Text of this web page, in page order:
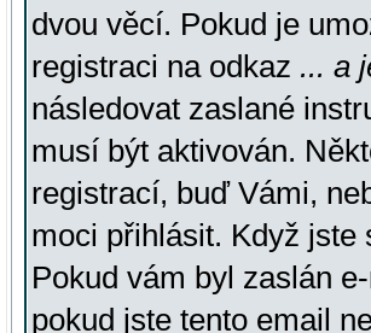
dvou věcí. Pokud je
registraci na odkaz ... a
následovat zaslané
musí být aktivován.
registrací, buď Vámi,
moci přihlásit. Když jste
Pokud vám byl zaslán
pokud jste tento email